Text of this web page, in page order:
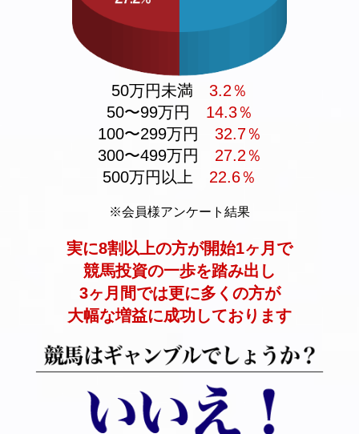
50万円未満 3.2％
50〜99万円 14.3％
100〜299万円 32.7％
300〜499万円 27.2％
500万円以上 22.6％
※会員様アンケート結果
実に8割以上の方が開始1ヶ月で
競馬投資の一歩を踏み出し
3ヶ月間では更に多くの方が
大幅な増益に成功しております